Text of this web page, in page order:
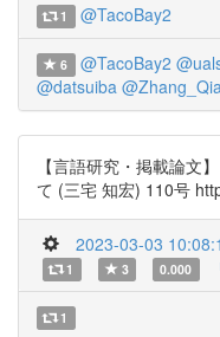
1 @TacoBay2
6 @TacoBay2
@datsuiba
【言語研究・掲載論文
て (三宅 知宏) 110号
2023-03-03
1 3 0.000
1